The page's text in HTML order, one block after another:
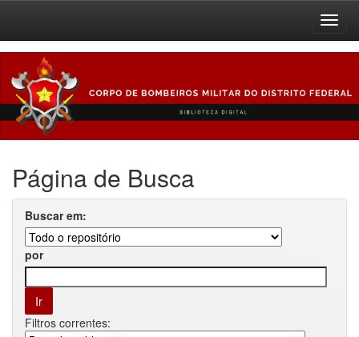
navigation
Página de Busca
Buscar em:
por
Filtros correntes: